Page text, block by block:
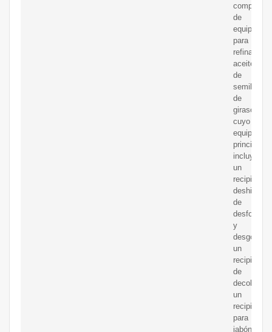
completo
de
equipos
para
refinar
aceite
de
semilla
de
girasol,
cuyo
equipo
principal
incluye:
un
recipiente
de
y
un
recipiente
de
un
recipiente
para
jabón,